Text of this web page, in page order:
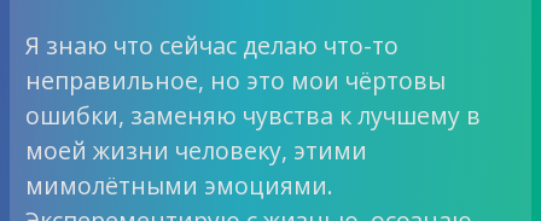
Я знаю что сейчас делаю что-то
неправильное, но это мои чёртовы
ошибки, заменяю чувства к лучшему в
моей жизни человеку, этими
мимолётными эмоциями.